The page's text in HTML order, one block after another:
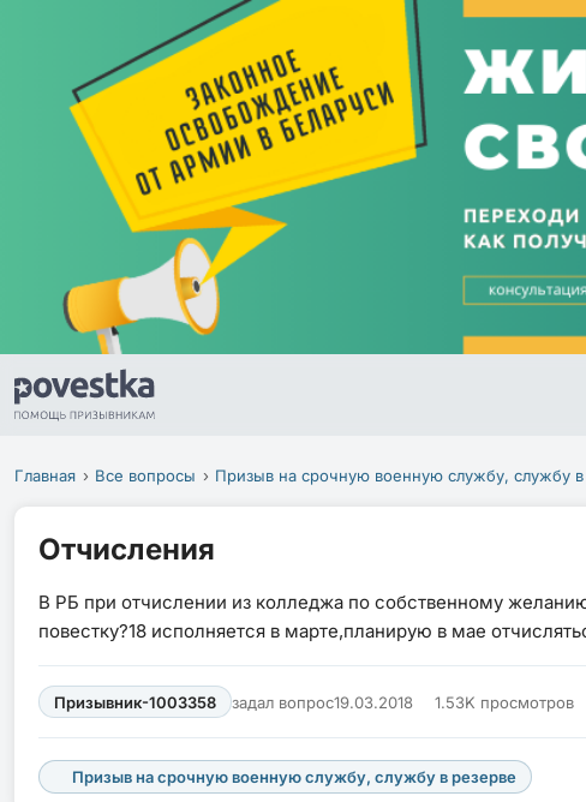
Главная Все вопросы Призыв на срочную военную службу, службу в
Отчисления
В РБ при отчислении из колледжа по собственному
повестку?18 исполняется в марте,планирую в мае
Призывник-1003358 задал вопрос19.03.2018 1.53K просмотров
Призыв на срочную военную службу, службу в резерве